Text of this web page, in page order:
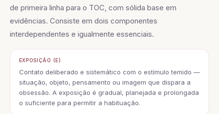
de primeira linha para o TOC, com sólida base em
evidências. Consiste em dois componentes
interdependentes e igualmente essenciais.
EXPOSIÇÃO (E)
Contato deliberado e sistemático com o estímulo temido —
situação, objeto, pensamento ou imagem que dispara a
obsessão. A exposição é gradual, planejada e prolongada
o suficiente para permitir a habituação.